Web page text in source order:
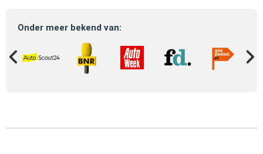
Onder meer bekend van: